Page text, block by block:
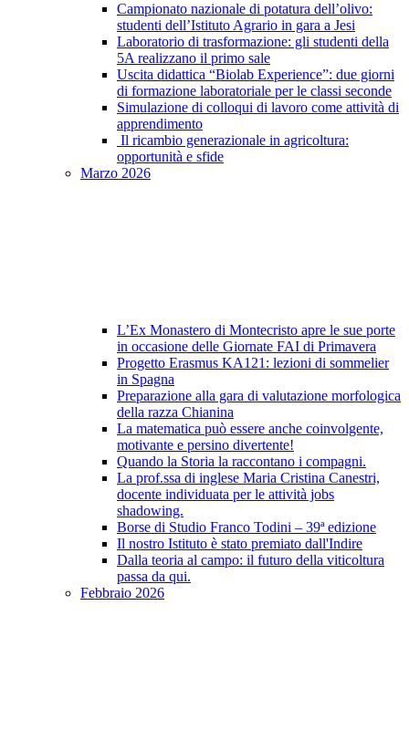
Campionato nazionale di potatura dell’olivo:
studenti dell’Istituto Agrario in gara a Jesi
Laboratorio di trasformazione: gli studenti della
5A realizzano il primo sale
Uscita didattica “Biolab Experience”: due giorni
di formazione laboratoriale per le classi seconde
Simulazione di colloqui di lavoro come attività di
apprendimento
Il ricambio generazionale in agricoltura:
opportunità e sfide
Marzo 2026
L’Ex Monastero di Montecristo apre le sue porte
in occasione delle Giornate FAI di Primavera
Progetto Erasmus KA121: lezioni di sommelier
in Spagna
Preparazione alla gara di valutazione morfologica
della razza Chianina
La matematica può essere anche coinvolgente,
motivante e persino divertente!
Quando la Storia la raccontano i compagni.
La prof.ssa di inglese Maria Cristina Canestri,
docente individuata per le attività jobs
shadowing.
Borse di Studio Franco Todini – 39ª edizione
Il nostro Istituto è stato premiato dall'Indire
Dalla teoria al campo: il futuro della viticoltura
passa da qui.
Febbraio 2026